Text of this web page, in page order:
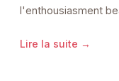
l'enthousiasment
Lire la suite →